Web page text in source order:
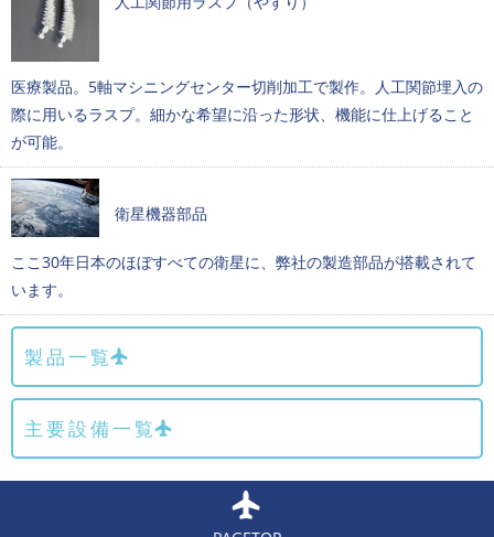
医療製品。5軸マシニングセンター切削加工で製作。人工関節埋入の
際に用いるラスプ。細かな希望に沿った形状、機能に仕上げること
が可能。
衛星機器部品
ここ30年日本のほぼすべての衛星に、弊社の製造部品が搭載されて
います。
製品一覧
主要設備一覧